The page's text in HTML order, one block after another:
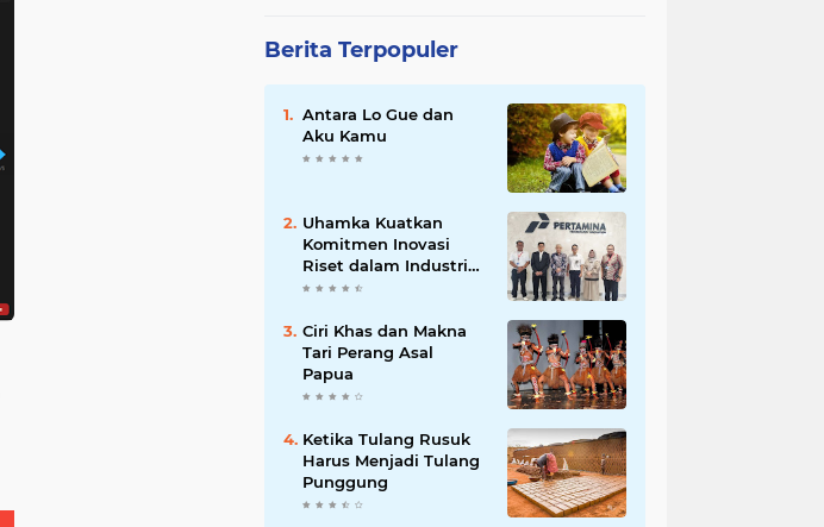
Berita Terpopuler
Antara Lo Gue dan
Aku Kamu
Uhamka Kuatkan
Komitmen Inovasi
Riset dalam Industri
dengan PT. Pertamina
Ciri Khas dan Makna
Tari Perang Asal
Papua
Ketika Tulang Rusuk
Harus Menjadi Tulang
Punggung